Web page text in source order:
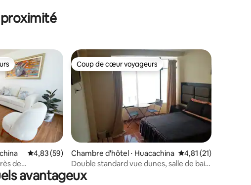
commentaires : 4,94 sur 5
Évaluation moyenne sur la base de 59 commentaires : 4,83 sur 5
4,83 (59)
de
Coup de cœur voyageurs
Coup de cœur voyageurs
Chambre d'hôtel ⋅ Huacachina Évaluation moyenne
4,81 (21)
Double standard vue dunes, salle de bain,
tv
avantageux